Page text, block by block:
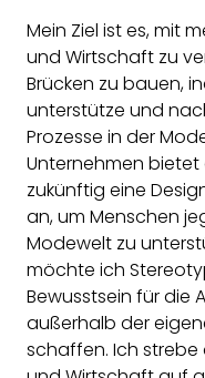
Mein Ziel ist es, mit
und Wirtschaft zu
Brücken zu bauen,
unterstütze und
Prozesse in der
Unternehmen
zukünftig eine
an, um Menschen
Modewelt zu
möchte ich
Bewusstsein für die
außerhalb der
schaffen. Ich strebe